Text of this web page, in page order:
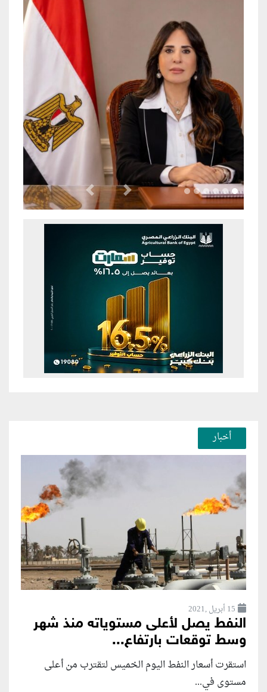
Previous Next
أخبار
15 أبريل ,2021
النفط يصل لأعلى مستوياته منذ شهر
وسط توقعات بارتفاع...
استقرت أسعار النفط اليوم الخميس لتقترب من أعلى
مستوى في...